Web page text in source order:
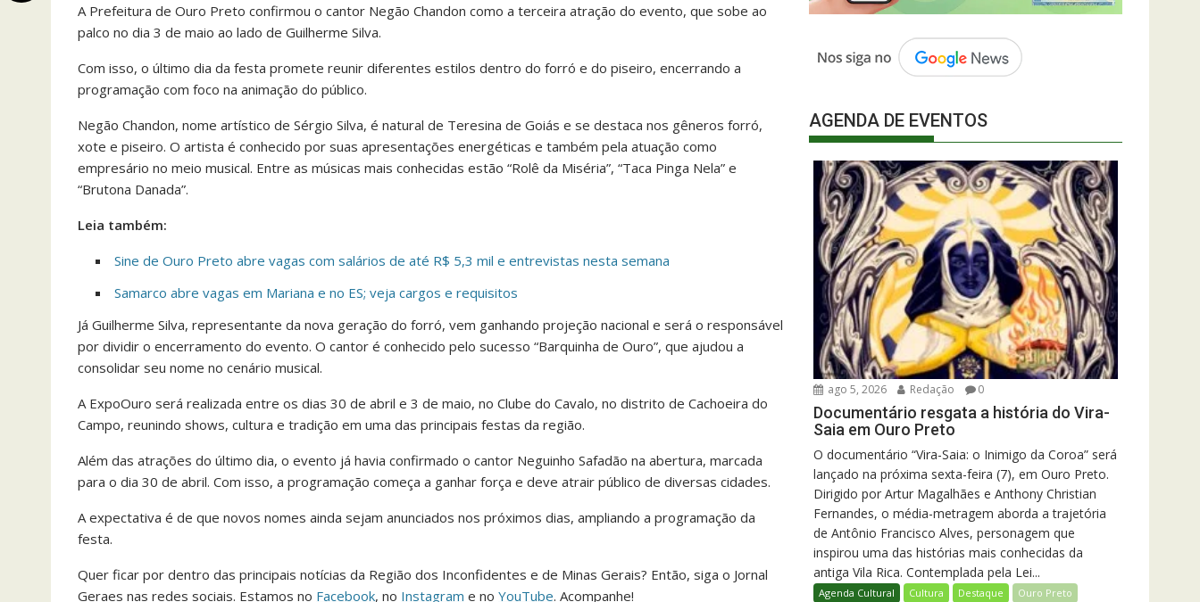
A Prefeitura de Ouro Preto confirmou o cantor Negão Chandon como a terceira atração do evento, que sobe ao
palco no dia 3 de maio ao lado de Guilherme Silva.
Com isso, o último dia da festa promete reunir diferentes estilos dentro do forró e do piseiro, encerrando a
programação com foco na animação do público.
Negão Chandon, nome artístico de Sérgio Silva, é natural de Teresina de Goiás e se destaca nos gêneros forró,
xote e piseiro. O artista é conhecido por suas apresentações energéticas e também pela atuação como
empresário no meio musical. Entre as músicas mais conhecidas estão “Rolê da Miséria”, “Taca Pinga Nela” e
“Brutona Danada”.
Leia também:
Sine de Ouro Preto abre vagas com salários de até R$ 5,3 mil e entrevistas nesta semana
Samarco abre vagas em Mariana e no ES; veja cargos e requisitos
Já Guilherme Silva, representante da nova geração do forró, vem ganhando projeção nacional e será o responsável
por dividir o encerramento do evento. O cantor é conhecido pelo sucesso “Barquinha de Ouro”, que ajudou a
consolidar seu nome no cenário musical.
A ExpoOuro será realizada entre os dias 30 de abril e 3 de maio, no Clube do Cavalo, no distrito de Cachoeira do
Campo, reunindo shows, cultura e tradição em uma das principais festas da região.
Além das atrações do último dia, o evento já havia confirmado o cantor Neguinho Safadão na abertura, marcada
para o dia 30 de abril. Com isso, a programação começa a ganhar força e deve atrair público de diversas cidades.
A expectativa é de que novos nomes ainda sejam anunciados nos próximos dias, ampliando a programação da
festa.
Quer ficar por dentro das principais notícias da Região dos Inconfidentes e de Minas Gerais? Então, siga o Jornal
Geraes nas redes sociais. Estamos no Facebook, no Instagram e no YouTube. Acompanhe!
AGENDA DE EVENTOS
ago 5, 2026 Redação 0
Documentário resgata a história do Vira-
Saia em Ouro Preto
O documentário “Vira-Saia: o Inimigo da Coroa” será
lançado na próxima sexta-feira (7), em Ouro Preto.
Dirigido por Artur Magalhães e Anthony Christian
Fernandes, o média-metragem aborda a trajetória
de Antônio Francisco Alves, personagem que
inspirou uma das histórias mais conhecidas da
antiga Vila Rica. Contemplada pela Lei...
Agenda Cultural Cultura Destaque Ouro Preto